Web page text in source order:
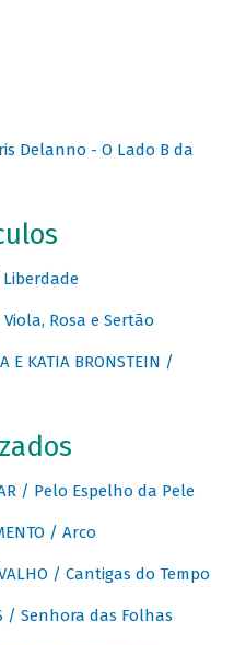
Delanno - O Lado B da
Liberdade
Viola, Rosa e Sertão
E KATIA BRONSTEIN /
/ Pelo Espelho da Pele
/ Arco
/ Cantigas do Tempo
/ Senhora das Folhas